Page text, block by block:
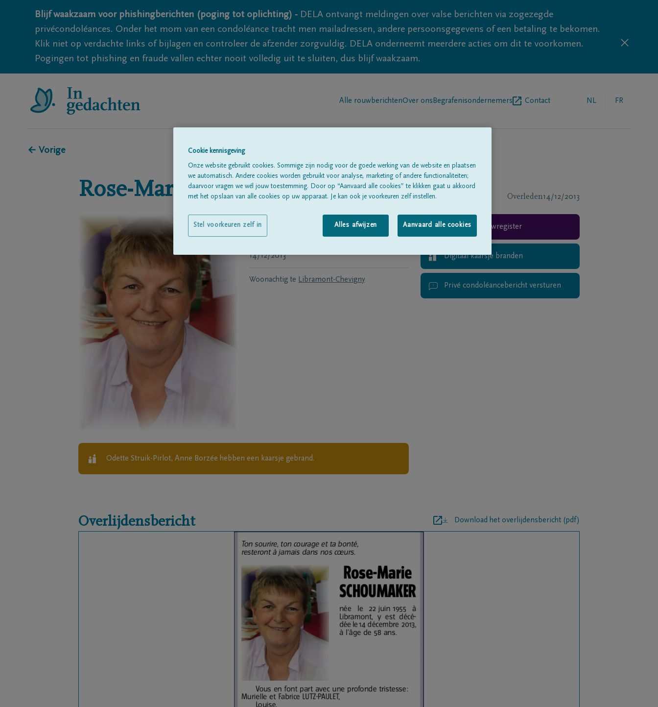
Blijf waakzaam voor phishingberichten (poging tot oplichting) - DELA ontvangt meldingen over valse berichten via zogezegde
privécondoléances. Onder het mom van een condoléance tracht men mailadressen, andere persoonsgegevens of een betaling te bekomen.
Klik niet op verdachte links of bijlagen en controleer de afzender zorgvuldig. DELA onderneemt meerdere acties om dit te voorkomen.
Pogingen tot phishing en fraude vallen echter nooit volledig uit te sluiten, dus blijf waakzaam.
Alle rouwberichtenOver ons Begrafenisondernemers Contact NL FR
← Vorige
Rose-Marie SCHOUMAKER Overleden14/12/2013
Geboren te 22/06/1955
14/12/2013
Woonachtig te Libramont-Chevigny
Odette Struik-Pirlot, Anne Borzée hebben een kaarsje gebrand.
Rouwregister
Digitaal kaarsje branden
Privé condoléancebericht versturen
Overlijdensbericht Download het overlijdensbericht (pdf)
Cookie kennisgeving
Onze website gebruikt cookies. Sommige zijn nodig voor de goede werking van de website en plaatsen
we automatisch. Andere cookies worden gebruikt voor analyse, marketing of andere functionaliteiten;
daarvoor vragen we wél jouw toestemming. Door op “Aanvaard alle cookies” te klikken gaat u akkoord
met het opslaan van alle cookies op uw apparaat. Je kan ook je voorkeuren zelf instellen.
Alles afwijzen Aanvaard alle cookies
Stel voorkeuren zelf in